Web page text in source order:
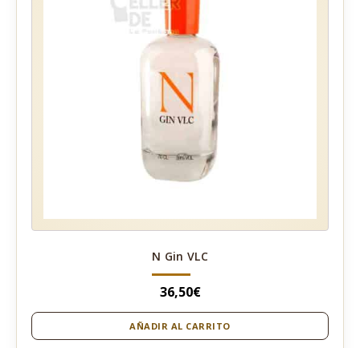
N Gin VLC
36,50€
AÑADIR AL CARRITO